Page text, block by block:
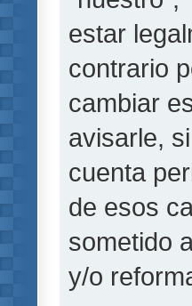
estar
contrario
cambiar
avisarle,
cuenta
de esos
sometido
y/o